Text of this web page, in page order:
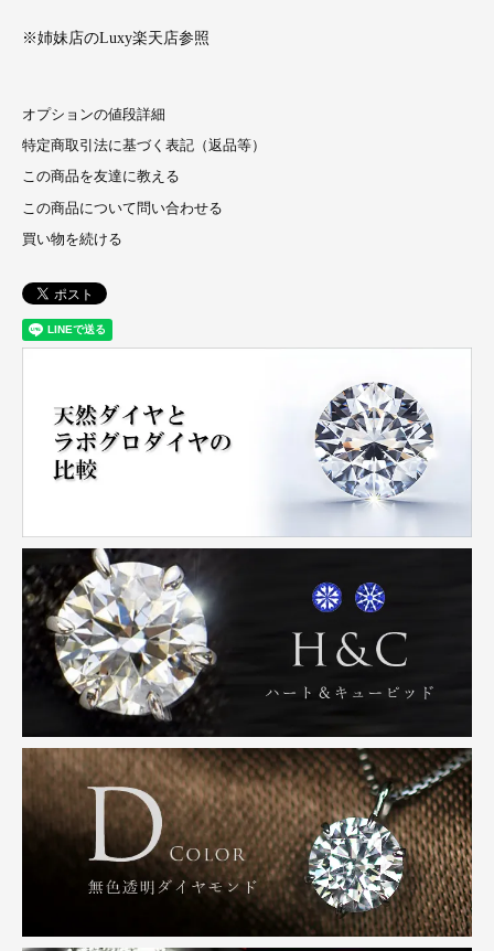
※姉妹店のLuxy楽天店参照
オプションの値段詳細
特定商取引法に基づく表記（返品等）
この商品を友達に教える
この商品について問い合わせる
買い物を続ける